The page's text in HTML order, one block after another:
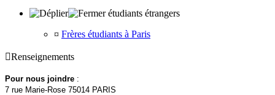
étudiants étrangers
¤ Frères étudiants à Paris
Renseignements
Pour nous joindre :
7 rue Marie-Rose 75014 PARIS